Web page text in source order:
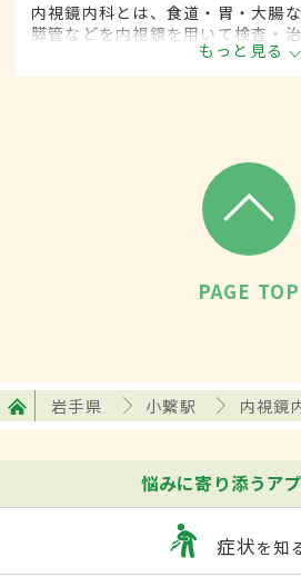
内視鏡内科とは、食道・胃・大腸
膵管などを内視鏡を用いて検査・
もっと見る
PAGE TOP
岩手県 小繋駅 内視鏡
悩みに寄り添うア
症状を知